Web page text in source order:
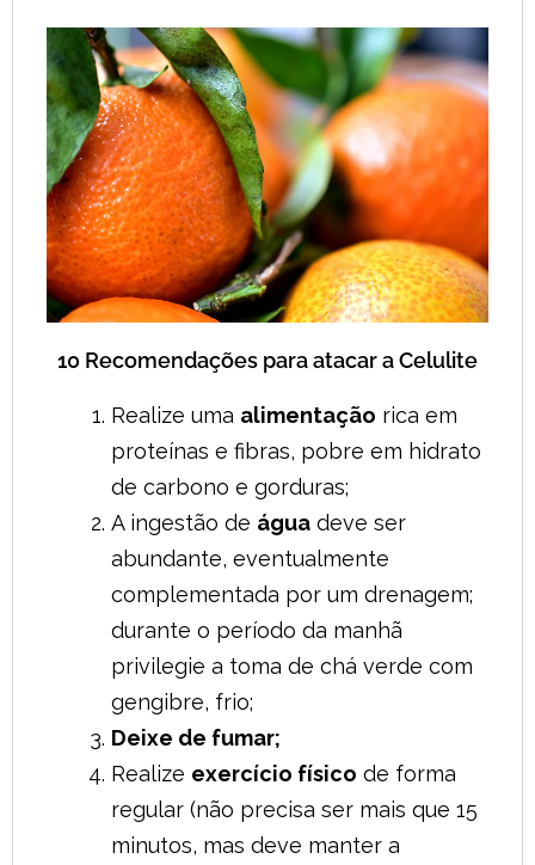
10 Recomendações para atacar a Celulite
Realize uma alimentação rica em
proteínas e fibras, pobre em hidrato
de carbono e gorduras;
A ingestão de águadeve ser
abundante, eventualmente
complementada por um drenagem;
durante o período da manhã
privilegie a toma de chá verde com
gengibre, frio;
Deixe de fumar;
Realize exercício físico de forma
regular (não precisa ser mais que 15
minutos, mas deve manter a